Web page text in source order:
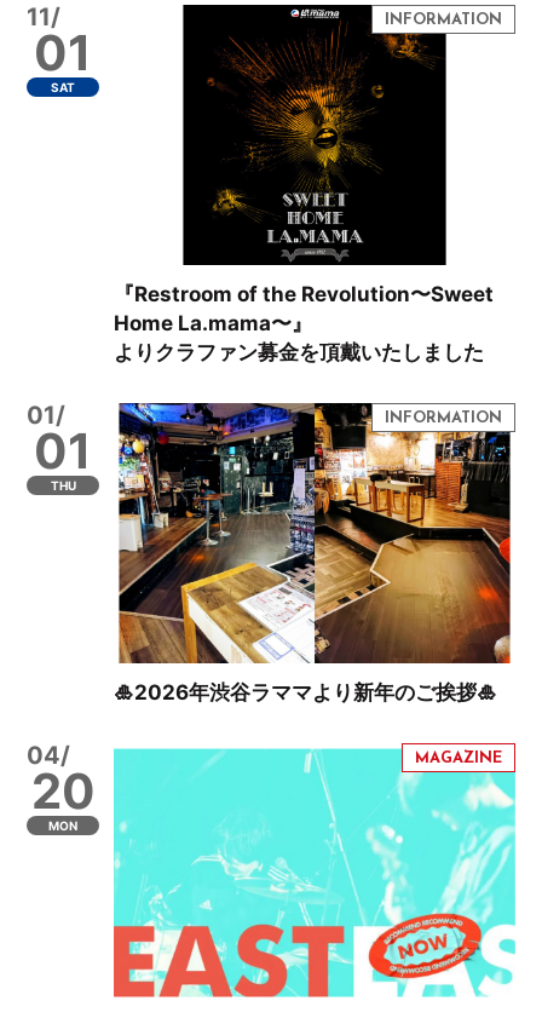
11/
01
SAT
『Restroom of the Revolution〜Sweet
Home La.mama〜』
よりクラファン募金を頂戴いたしました
01/
01
THU
🎍2026年渋谷ラママより新年のご挨拶🎍
04/
20
MON